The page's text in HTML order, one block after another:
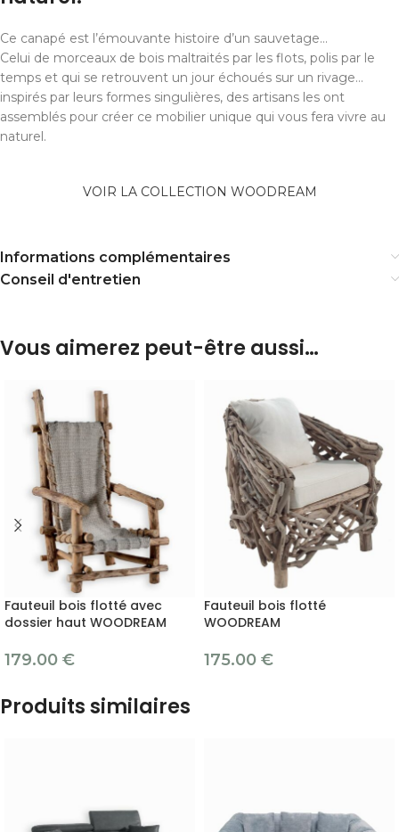
Ce canapé est l’émouvante histoire d’un sauvetage…
Celui de morceaux de bois maltraités par les flots, polis par le
temps et qui se retrouvent un jour échoués sur un rivage…
inspirés par leurs formes singulières, des artisans les ont
assemblés pour créer ce mobilier unique qui vous fera vivre au
naturel.
VOIR LA COLLECTION WOODREAM
Informations complémentaires
Conseil d'entretien
Vous aimerez peut-être aussi…
Fauteuil bois flotté avec
dossier haut WOODREAM
179.00 €
Fauteuil bois flotté
WOODREAM
175.00 €
Produits similaires